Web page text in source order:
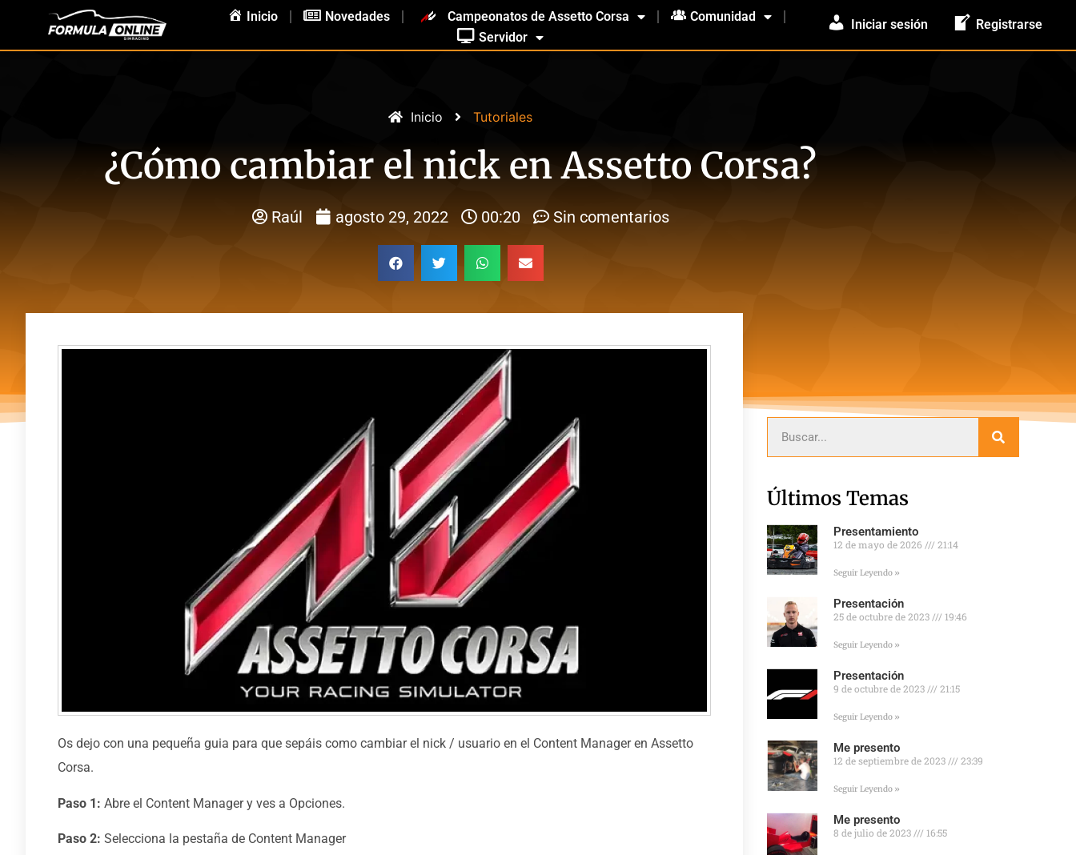
Inicio Novedades Campeonatos de Assetto Corsa
Comunidad
Servidor
Iniciar sesión Registrarse
Inicio Tutoriales
¿Cómo cambiar el nick en Assetto Corsa?
Raúl agosto 29, 2022 00:20 Sin comentarios
Os dejo con una pequeña guia para que sepáis como cambiar el nick / usuario en el Content Manager en Assetto
Corsa.
Paso 1: Abre el Content Manager y ves a Opciones.
Paso 2: Selecciona la pestaña de Content Manager
Últimos Temas
Presentamiento
12 de mayo de 2026 21:14
Seguir Leyendo »
Presentación
25 de octubre de 2023 19:46
Seguir Leyendo »
Presentación
9 de octubre de 2023 21:15
Seguir Leyendo »
Me presento
12 de septiembre de 2023 23:39
Seguir Leyendo »
Me presento
8 de julio de 2023 16:55